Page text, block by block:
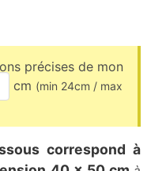
précises de mon
cm (min 24cm / max
correspond à